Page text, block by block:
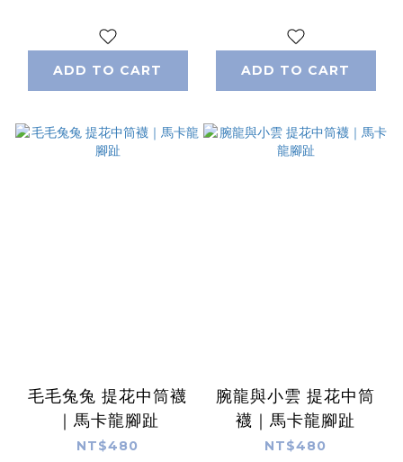
ADD TO CART ADD TO CART
毛毛兔兔 提花中筒襪
｜馬卡龍腳趾
NT$480
腕龍與小雲 提花中筒
襪｜馬卡龍腳趾
NT$480